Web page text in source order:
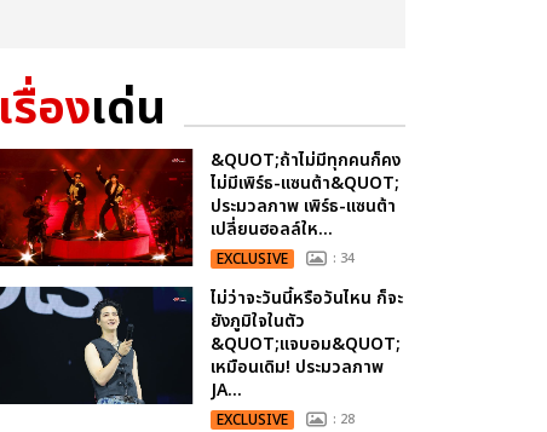
เรื่องเด่น
&QUOT;ถ้าไม่มีทุกคนก็คง
ไม่มีเพิร์ธ-แซนต้า&QUOT;
ประมวลภาพ เพิร์ธ-แซนต้า
เปลี่ยนฮอลล์ให...
EXCLUSIVE : 34
ไม่ว่าจะวันนี้หรือวันไหน ก็จะ
ยังภูมิใจในตัว
&QUOT;แจบอม&QUOT;
เหมือนเดิม! ประมวลภาพ
JA...
EXCLUSIVE : 28